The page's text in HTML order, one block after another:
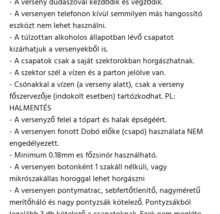
- A versenyen telefonon kívül semmilyen más hangossító
eszközt nem lehet használni.
- A túlzottan alkoholos állapotban lévő csapatot
kizárhatjuk a versenyekből is.
- A csapatok csak a saját szektorokban horgászhatnak.
- A szektor szél a vízen és a parton jelölve van.
- Csónakkal a vízen (a verseny alatt), csak a verseny
főszervezője (indokolt esetben) tartózkodhat. PL:
HALMENTÉS
- A versenyző felel a tópart és halak épségéért.
- A versenyen fonott Dobó előke (csapó) használata NEM
engedélyezett.
- Minimum 0.18mm es főzsinór használható.
- A versenyen botonként 1 szakáll nélküli, vagy
mikrószakállas horoggal lehet horgászni
- A versenyen pontymatrac, sebfertőtlenítő, nagyméretű
merítőháló és nagy pontyzsák kötelező. Pontyzsákból